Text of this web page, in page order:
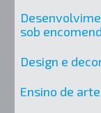
sob
Design e
Ensino de